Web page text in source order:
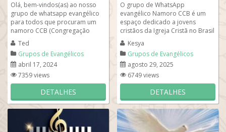
Olá, bem-vindos(as) ao nosso
grupo de whatsapp evangélico
para todos que procuram um
namoro CCB (Congregação
Cristã no Brasil). Conheça a
irmandade CCB e...
Ted
Grupos de Evangélicos
abril 17, 2024
7359 views
DETALHES
O grupo de WhatsApp
evangélico Namoro CCB é um
espaço dedicado a jovens
cristãos da Igreja Cristã no Brasil
que buscam relacionamentos
pautados na fé,...
Kesya
Grupos de Evangélicos
agosto 29, 2025
6749 views
DETALHES